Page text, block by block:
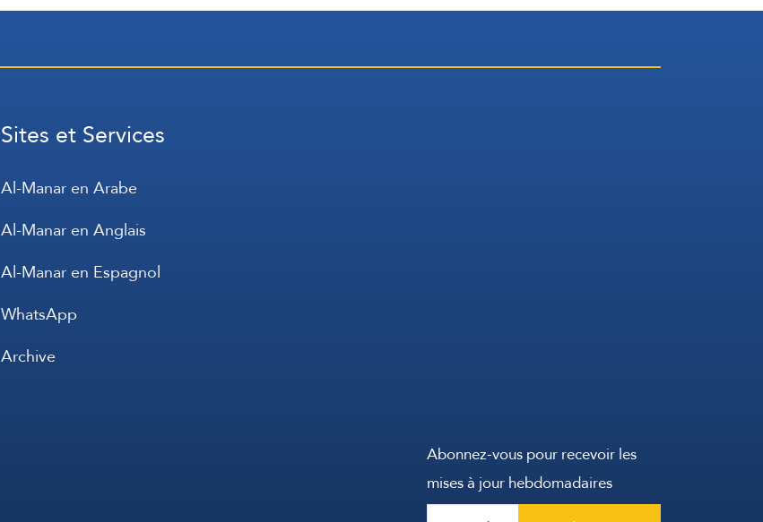
Sites et Services
Al-Manar en Arabe
Al-Manar en Anglais
Al-Manar en Espagnol
WhatsApp
Archive
Abonnez-vous pour recevoir les
mises à jour hebdomadaires